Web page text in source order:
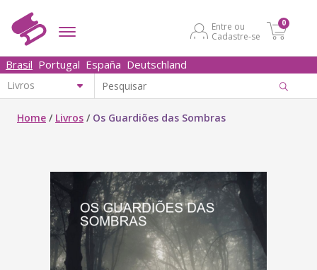
Entre ou
Cadastre-se
0
Brasil Portugal España Deutschland
Home / Livros / Os Guardiões das Sombras